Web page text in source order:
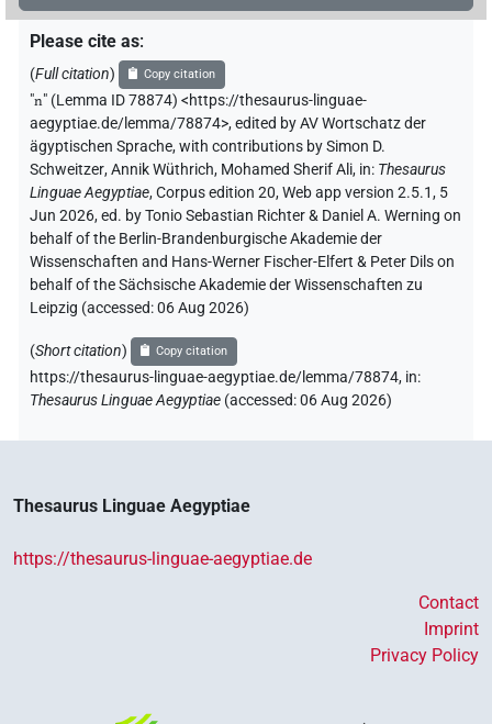
Please cite as:
(Full citation) Copy citation
"n" (Lemma ID 78874) <https://thesaurus-linguae-
aegyptiae.de/lemma/78874>,edited by AV Wortschatz der
ägyptischen Sprache,with contributions bySimon D.
Schweitzer,Annik Wüthrich, Mohamed Sherif Ali, in: Thesaurus
Linguae Aegyptiae,Corpus edition 20, Web app version 2.5.1, 5
Jun 2026, ed. by Tonio Sebastian Richter & Daniel A. Werning on
behalf of the Berlin-Brandenburgische Akademie der
Wissenschaften and Hans-Werner Fischer-Elfert & Peter Dils on
behalf of the Sächsische Akademie der Wissenschaften zu
Leipzig (accessed:06 Aug 2026)
(Short citation) Copy citation
https://thesaurus-linguae-aegyptiae.de/lemma/78874, in:
Thesaurus Linguae Aegyptiae (accessed:06 Aug 2026)
Thesaurus Linguae Aegyptiae
https://thesaurus-linguae-aegyptiae.de
Contact
Imprint
Privacy Policy